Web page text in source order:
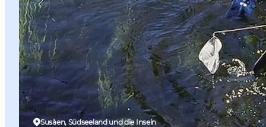
Susåen, Südseeland und die Inseln